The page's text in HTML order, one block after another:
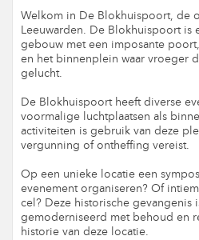
Welkom in De Blokhuispoort, de
Leeuwarden. De Blokhuispoort is
gebouw met een imposante
en het binnenplein waar vroeger
gelucht.
De Blokhuispoort heeft diverse
voormalige luchtplaatsen als
activiteiten is gebruik van deze
vergunning of ontheffing vereist.
Op een unieke locatie een
evenement organiseren? Of
cel? Deze historische gevangenis
gemoderniseerd met behoud en
historie van deze locatie.